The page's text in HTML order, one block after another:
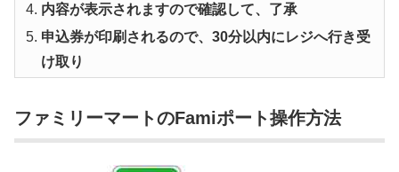
内容が表示されますので確認して、了承
申込券が印刷されるので、30分以内にレジへ行き受
け取り
ファミリーマートのFamiポート操作方法